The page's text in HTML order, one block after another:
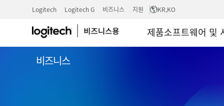
로
지
Logitech Logitech G 비즈니스 지원 KR,KO
제품소프트웨어 및
비즈니스